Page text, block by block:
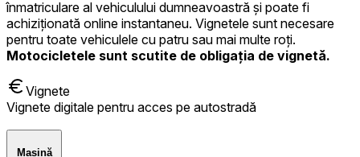
înmatriculare al vehiculului dumneavoastră și poate fi
achiziționată online instantaneu. Vignetele sunt necesare
pentru toate vehiculele cu patru sau mai multe roți.
Motocicletele sunt scutite de obligația de vignetă.
Vignete
Vignete digitale pentru acces pe autostradă
Mașină